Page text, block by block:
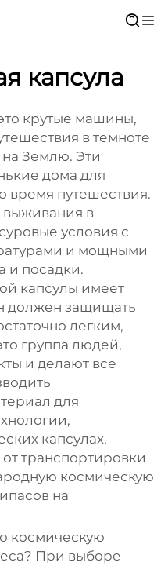
капсула
крутые машины,
в темноте
Землю. Эти
дома для
время путешествия.
выживания в
условия с
и мощными
и посадки.
капсулы имеет
должен защищать
легким,
группа людей,
и делают все
для
капсулах,
транспортировки
космическую
на
космическую
При выборе